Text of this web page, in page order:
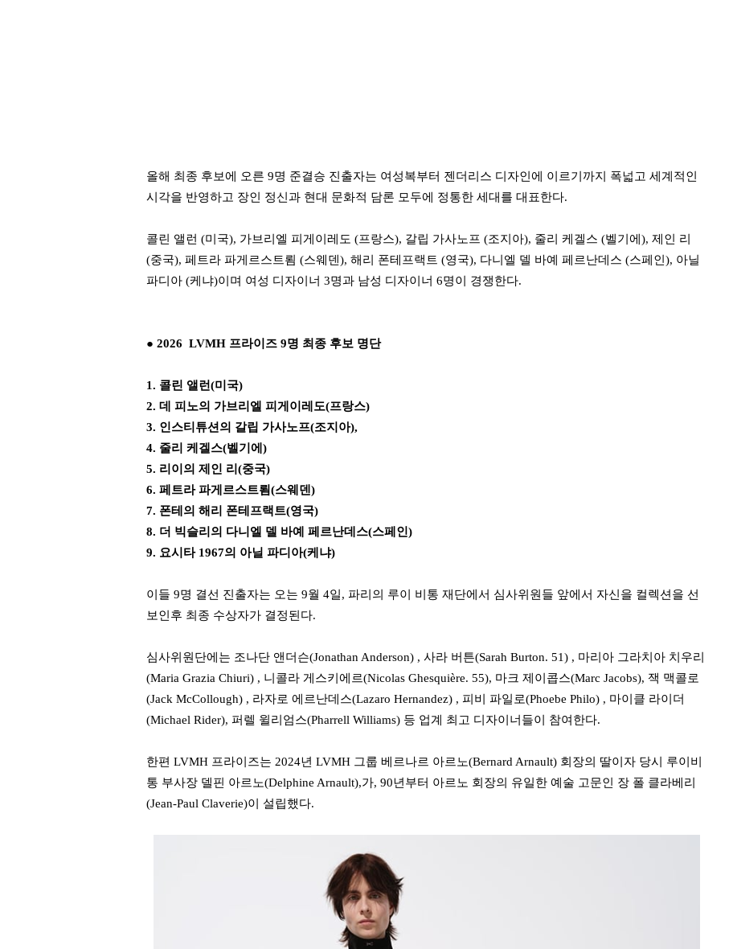
올해 최종 후보에 오른 9명 준결승 진출자는 여성복부터 젠더리스 디자인에 이르기까지 폭넓고 세계적인
시각을 반영하고 장인 정신과 현대 문화적 담론 모두에 정통한 세대를 대표한다.
콜린 앨런 (미국), 가브리엘 피게이레도 (프랑스), 갈립 가사노프 (조지아), 줄리 케겔스 (벨기에), 제인 리
(중국), 페트라 파게르스트룀 (스웨덴), 해리 폰테프랙트 (영국), 다니엘 델 바예 페르난데스 (스페인), 아닐
파디아 (케냐)이며 여성 디자이너 3명과 남성 디자이너 6명이 경쟁한다.
● 2026 LVMH 프라이즈 9명 최종 후보 명단
1. 콜린 앨런(미국)
2. 데 피노의 가브리엘 피게이레도(프랑스)
3. 인스티튜션의 갈립 가사노프(조지아),
4. 줄리 케겔스(벨기에)
5. 리이의 제인 리(중국)
6. 페트라 파게르스트룀(스웨덴)
7. 폰테의 해리 폰테프랙트(영국)
8. 더 빅슬리의 다니엘 델 바예 페르난데스(스페인)
9. 요시타 1967의 아닐 파디아(케냐)
이들 9명 결선 진출자는 오는 9월 4일, 파리의 루이 비통 재단에서 심사위원들 앞에서 자신을 컬렉션을 선
보인후 최종 수상자가 결정된다.
심사위원단에는 조나단 앤더슨(Jonathan Anderson) , 사라 버튼(Sarah Burton. 51) , 마리아 그라치아 치우리
(Maria Grazia Chiuri) , 니콜라 게스키에르(Nicolas Ghesquière. 55), 마크 제이콥스(Marc Jacobs), 잭 맥콜로
(Jack McCollough) , 라자로 에르난데스(Lazaro Hernandez) , 피비 파일로(Phoebe Philo) , 마이클 라이더
(Michael Rider), 퍼렐 윌리엄스(Pharrell Williams) 등 업계 최고 디자이너들이 참여한다.
한편 LVMH 프라이즈는 2024년 LVMH 그룹 베르나르 아르노(Bernard Arnault) 회장의 딸이자 당시 루이비
통 부사장 델핀 아르노(Delphine Arnault),가, 90년부터 아르노 회장의 유일한 예술 고문인 장 폴 클라베리
(Jean-Paul Claverie)이 설립했다.